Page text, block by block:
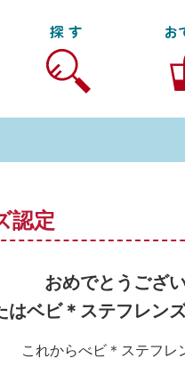
探す お
認定
おめでとうござ
はベビ＊ステフレン
これからべビ＊ステフレ